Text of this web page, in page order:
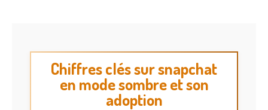
Chiffres clés sur snapchat
en mode sombre et son
adoption